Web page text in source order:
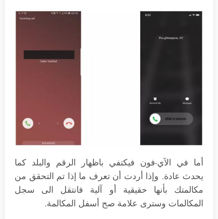
أما في الآي-فون فيكتفي باظهار الرقم والبلد كما
يحدث عادة. وإذا أردت أن تعرف ما إذا تم التحقق من
مكالمتك بأنها حقيقية أو آلية فانتقل الى سجل
المكالمات وسترى علامة صح أسفل المكالمة.